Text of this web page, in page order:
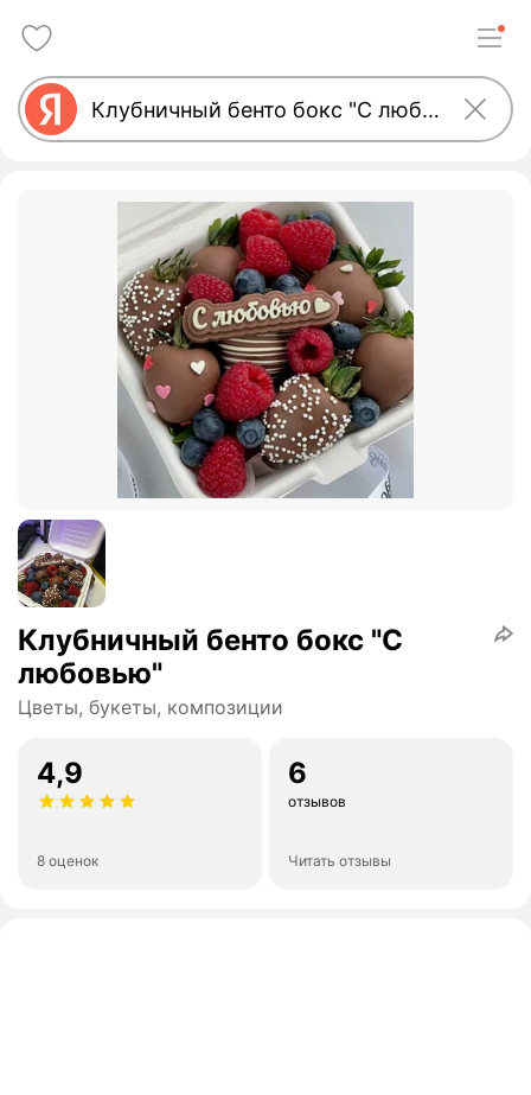
Клубничный бенто бокс "С
любовью"
Цветы, букеты, композиции
4,9
8 оценок
6
отзывов
Читать отзывы